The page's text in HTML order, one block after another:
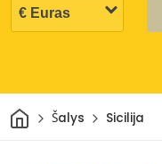
Pradžia
Šalys Sicilija